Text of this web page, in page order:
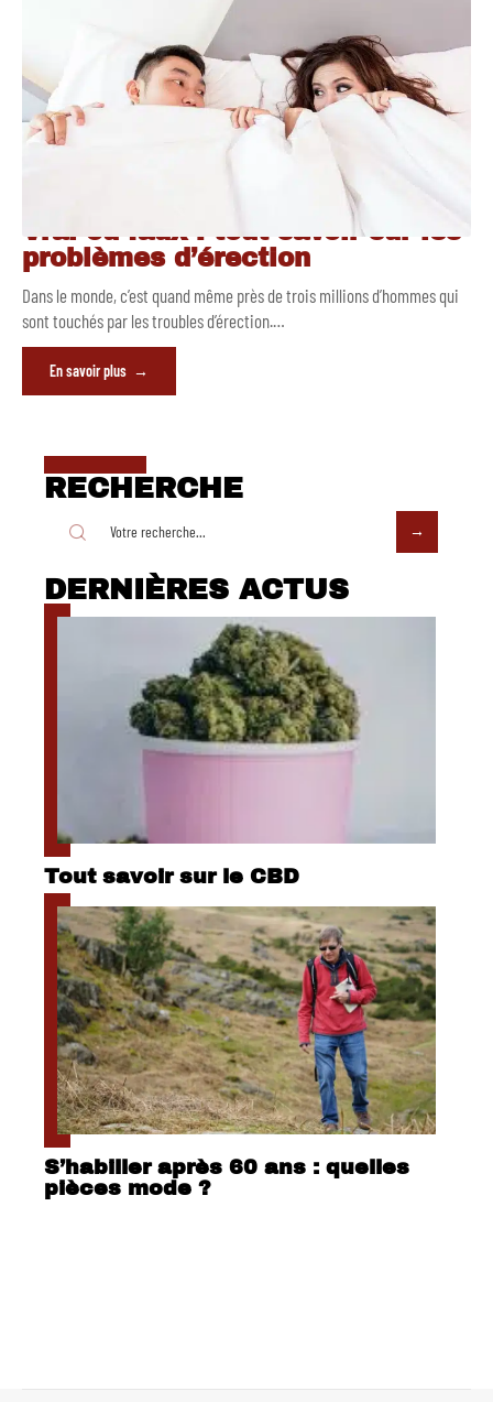
Vrai ou faux : tout savoir sur les
problèmes d’érection
Dans le monde, c’est quand même près de trois millions d’hommes qui
sont touchés par les troubles d’érection.…
En savoir plus
RECHERCHE
DERNIÈRES ACTUS
Tout savoir sur le CBD
S’habiller après 60 ans : quelles
pièces mode ?